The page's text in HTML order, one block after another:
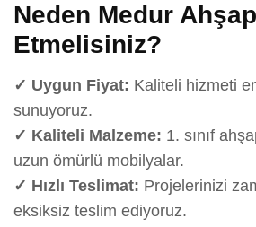
Neden Medur
Etmelisiniz?
✓ Uygun Fiyat: Kaliteli hizmeti
sunuyoruz.
✓ Kaliteli Malzeme: 1. sınıf
uzun ömürlü mobilyalar.
✓ Hızlı Teslimat: Projelerinizi
eksiksiz teslim ediyoruz.